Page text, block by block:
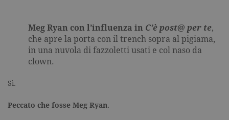
Meg Ryan con l’influenza in C’è post@ per te,
che apre la porta con il trench sopra al pigiama,
in una nuvola di fazzoletti usati e col naso da
clown.
Sì.
Peccato che fosse Meg Ryan.
current_url
pagina
_gat_UA-16356920-1
.garzanti.it 1 minuto
Si tratta di
cookie di